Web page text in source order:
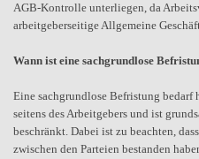
AGB-Kontrolle unterliegen, da
arbeitgeberseitige Allgemeine
Wann ist eine sachgrundlose
Eine sachgrundlose Befristung bedarf
seitens des Arbeitgebers und ist
beschränkt. Dabei ist zu beachten,
zwischen den Parteien bestanden